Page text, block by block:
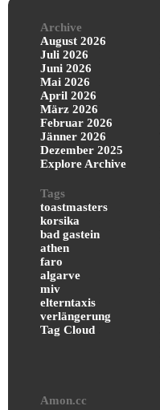
Archive
August 2026
Juli 2026
Juni 2026
Mai 2026
April 2026
März 2026
Februar 2026
Jänner 2026
Dezember 2025
Explore Archive
Tags
toastmasters
korsika
bad gastein
athen
faro
algarve
miv
elterntaxis
verlängerung
Tag Cloud
Amon.cc